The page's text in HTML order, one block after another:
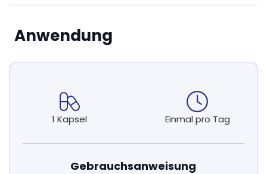
Anwendung
1 Kapsel Einmal pro Tag
Gebrauchsanweisung